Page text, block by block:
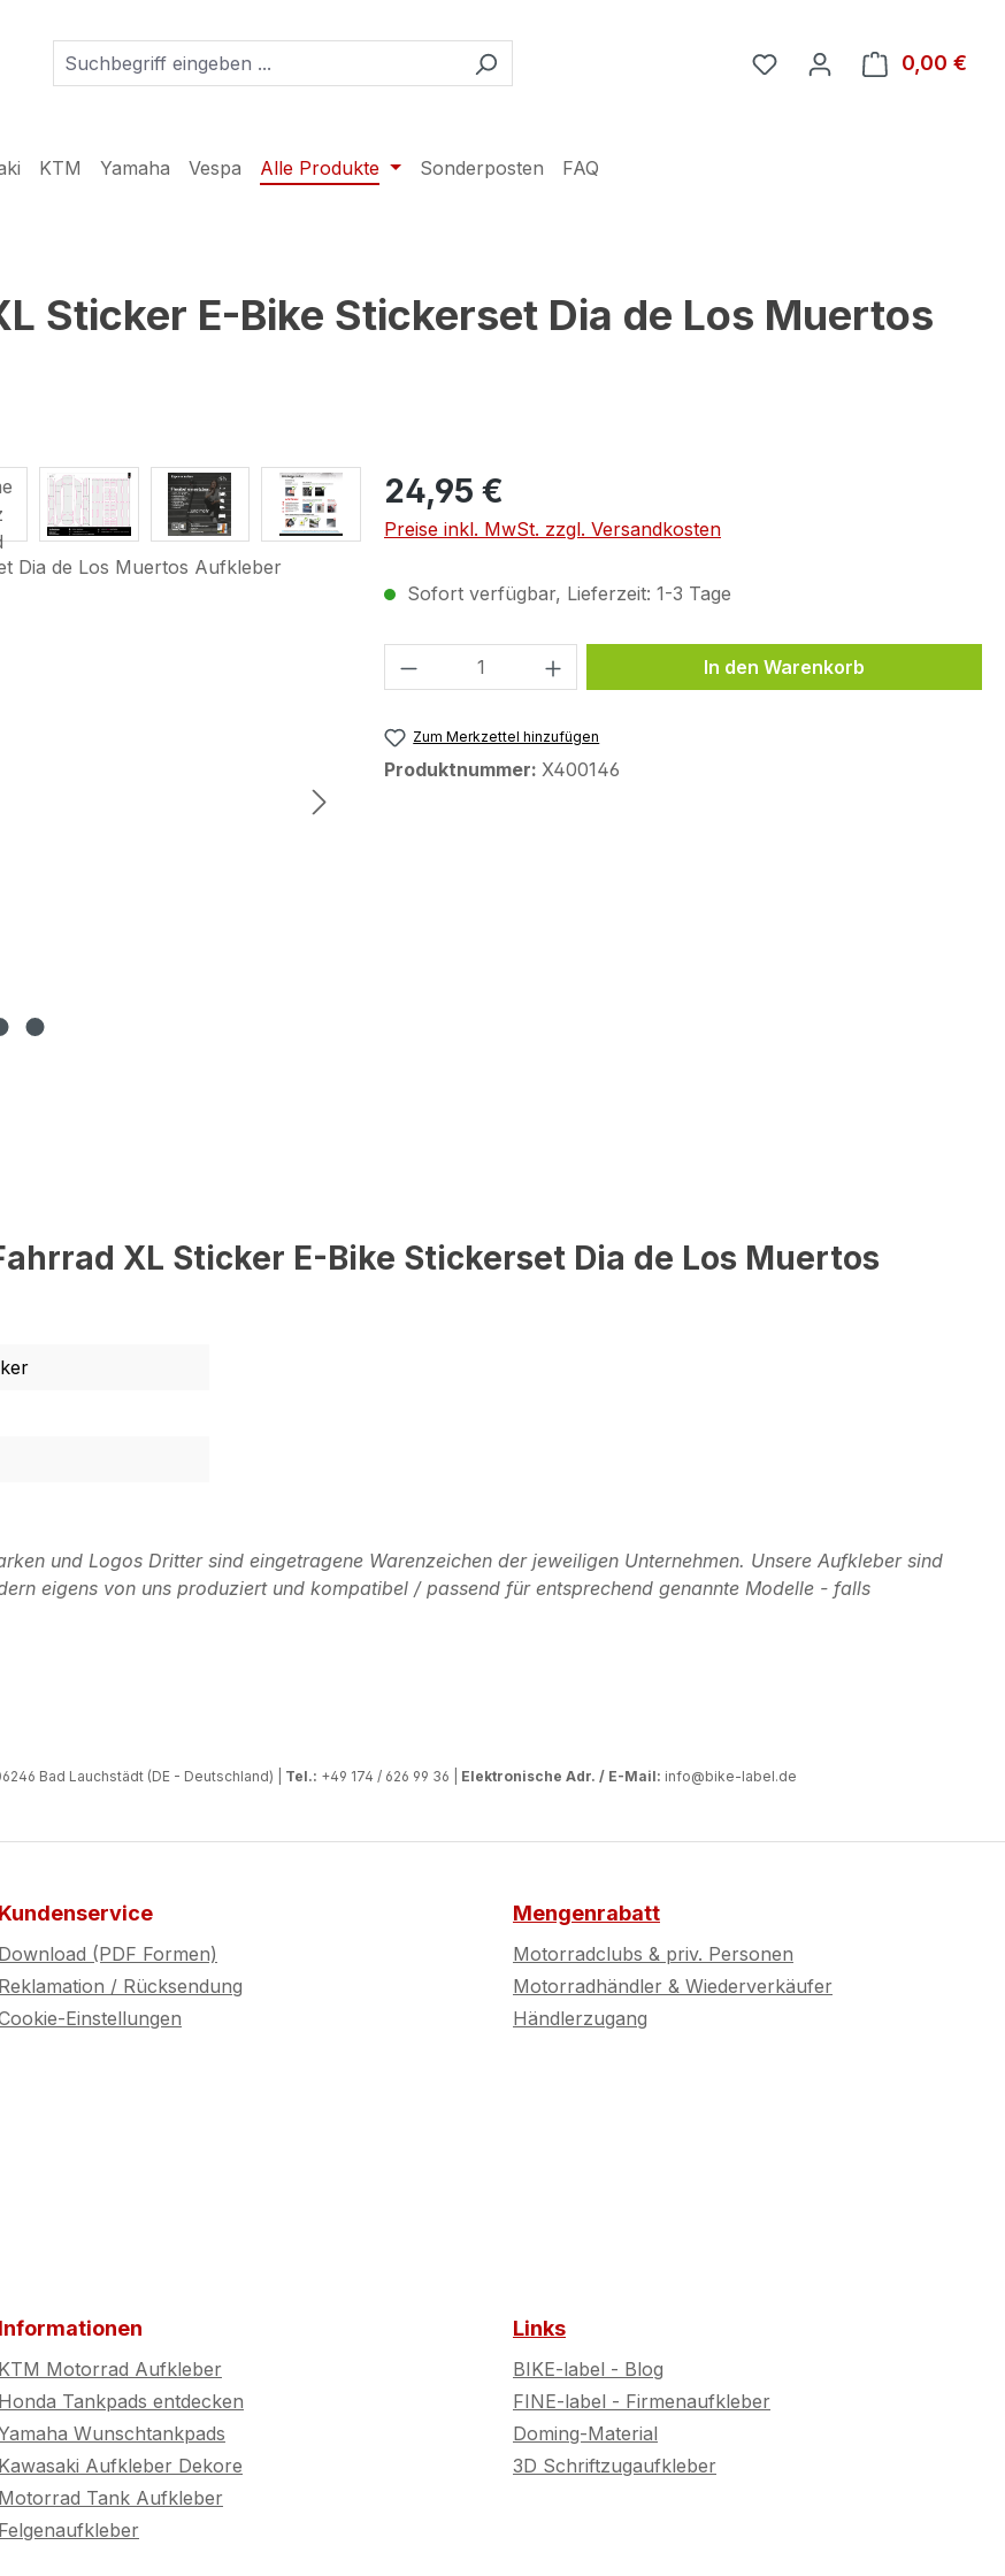
Du hast 0 Produkte auf
0,00 €
KTM Yamaha Vespa Alle Produkte Sonderposten FAQ
Sticker E-Bike Stickerset Dia de Los Muertos
24,95 €
Preise inkl. MwSt. zzgl. Versandkosten
Sofort verfügbar, Lieferzeit: 1-3 Tage
Produkt Anzahl: Gib den gewünschten Wert
In den Warenkorb
Zum Merkzettel hinzufügen
Produktnummer: X400146
XL Sticker E-Bike Stickerset Dia de Los Muertos
und Logos Dritter sind eingetragene Warenzeichen der jeweiligen Unternehmen. Unsere Aufkleber sind
eigens von uns produziert und kompatibel / passend für entsprechend genannte Modelle - falls
Bad Lauchstädt (DE - Deutschland) | Tel.: +49 174 / 626 99 36 | Elektronische Adr. / E-Mail: info@bike-label.de
Kundenservice
Download (PDF Formen)
Reklamation / Rücksendung
Einstellungen
Mengenrabatt
Motorradclubs & priv. Personen
Motorradhändler & Wiederverkäufer
Händlerzugang
Informationen
KTM Motorrad Aufkleber
Honda Tankpads entdecken
Wunschtankpads
Kawasaki Aufkleber Dekore
Motorrad Tank Aufkleber
Felgenaufkleber
Links
BIKE-label - Blog
FINE-label - Firmenaufkleber
Doming-Material
3D Schriftzugaufkleber